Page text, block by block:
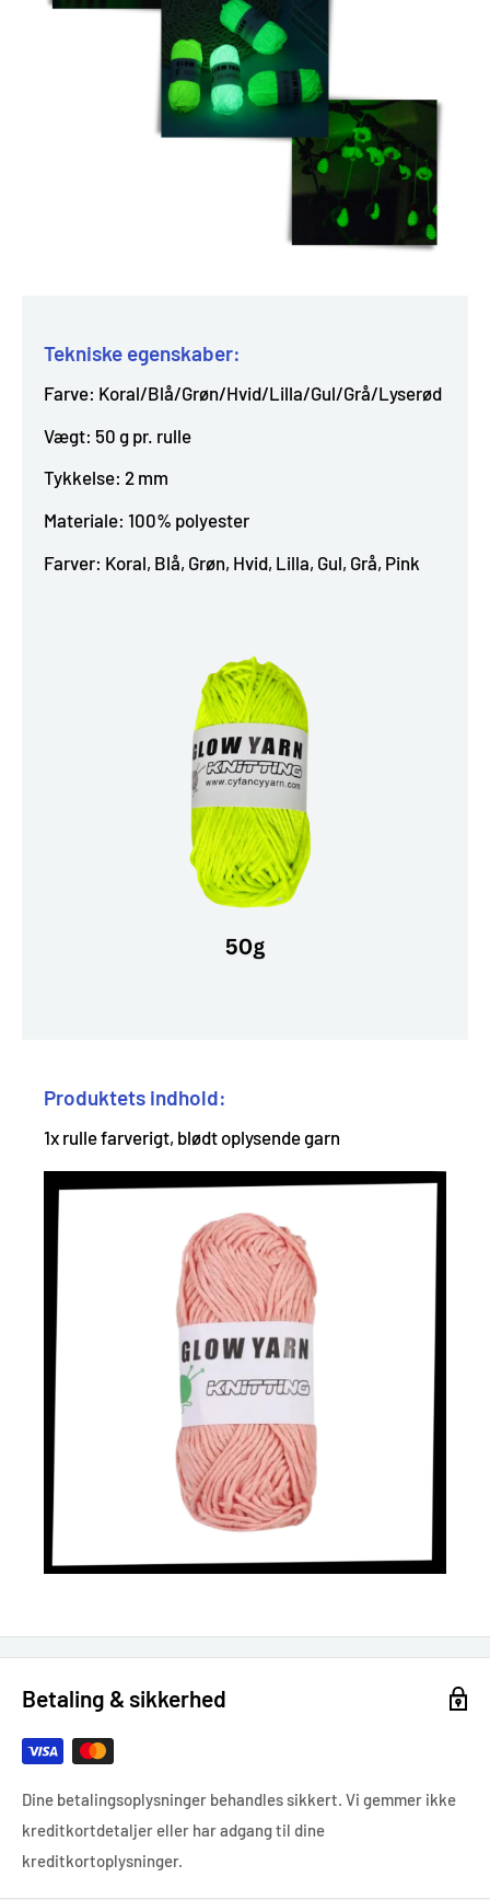
Tekniske egenskaber:
Farve: Koral/Blå/Grøn/Hvid/Lilla/Gul/Grå/Lyserød
Vægt: 50 g pr. rulle
Tykkelse: 2 mm
Materiale: 100% polyester
Farver: Koral, Blå, Grøn, Hvid, Lilla, Gul, Grå, Pink
Produktets indhold:
1x rulle farverigt, blødt oplysende garn
Betaling & sikkerhed
Dine betalingsoplysninger behandles sikkert. Vi gemmer ikke
kreditkortdetaljer eller har adgang til dine
kreditkortoplysninger.